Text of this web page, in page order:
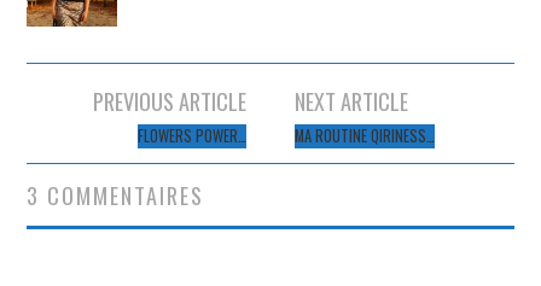
Navigation
articles
PREVIOUS ARTICLE
FLOWERS POWER…
NEXT ARTICLE
MA ROUTINE QIRINESS…
3 COMMENTAIRES